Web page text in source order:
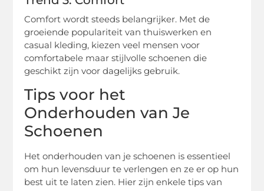
Comfort wordt steeds belangrijker. Met de
groeiende populariteit van thuiswerken en
casual kleding, kiezen veel mensen voor
comfortabele maar stijlvolle schoenen die
geschikt zijn voor dagelijks gebruik.
Tips voor het
Onderhouden van Je
Schoenen
Het onderhouden van je schoenen is essentieel
om hun levensduur te verlengen en ze er op hun
best uit te laten zien. Hier zijn enkele tips van